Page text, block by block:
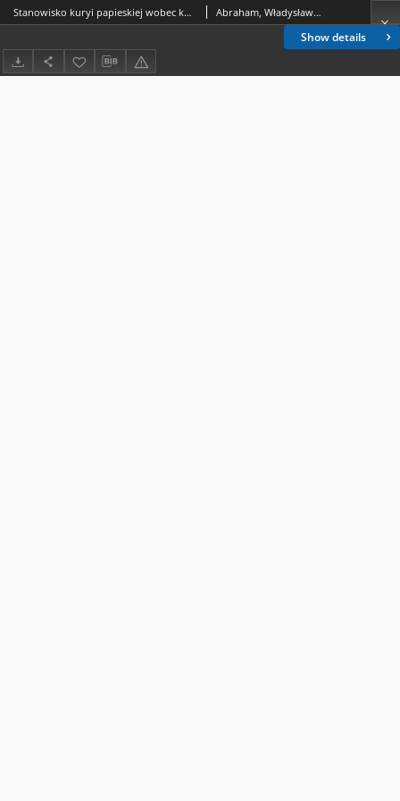
Show details
Stanowisko kuryi papieskiej wobec koronacyi Łokietka Abraham, Władysław (1860-1941)